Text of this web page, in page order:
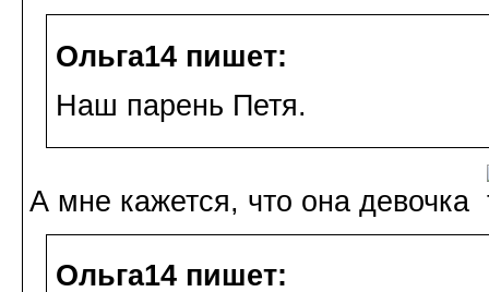
Ольга14 пишет:
Наш парень Петя.
А мне кажется, что она девочка
Ольга14 пишет: